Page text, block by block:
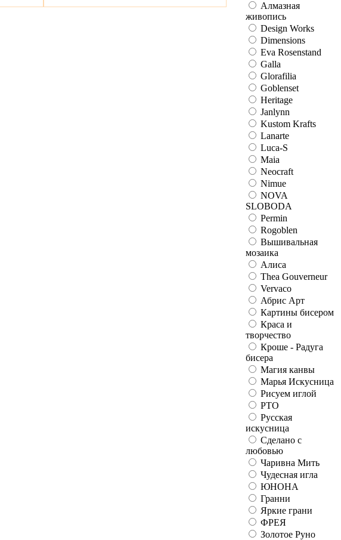
Алмазная
живопись
Design Works
Dimensions
Eva Rosenstand
Galla
Glorafilia
Goblenset
Heritage
Janlynn
Kustom Krafts
Lanarte
Luca-S
Maia
Neocraft
Nimue
NOVA
SLOBODA
Permin
Rogoblen
Вышивальная
мозаика
Алиса
Thea Gouverneur
Vervaco
Абрис Арт
Картины бисером
Краса и
творчество
Кроше - Радуга
бисера
Магия канвы
Марья Искусница
Рисуем иглой
РТО
Русская
искусница
Сделано с
любовью
Чаривна Мить
Чудесная игла
ЮНОНА
Гранни
Яркие грани
ФРЕЯ
Золотое Руно